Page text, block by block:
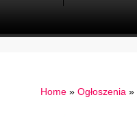
Home» Ogłoszenia »